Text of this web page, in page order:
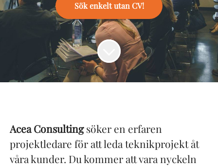
Sök enkelt utan CV!
Acea Consultingsöker en erfaren
projektledare för att leda teknikprojekt åt
våra kunder. Du kommer att vara nyckeln